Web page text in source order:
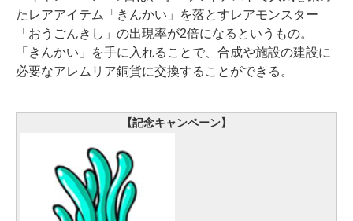
たレアアイテム「きんかい」を落とすレアモンスター
「おうごんきし」の出現率が2倍になるというもの。
「きんかい」を手に入れることで、合成や施設の建設に
必要なアレムリア銅貨に交換することができる。
【記念キャンペーン】